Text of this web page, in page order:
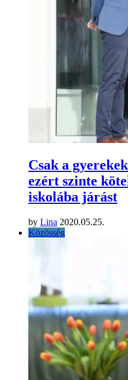
Csak a
ezért szinte
iskolába járást
by Lina 2020.05.25.
Közösség